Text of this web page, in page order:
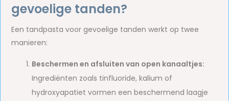
gevoelige tanden?
Een tandpasta voor gevoelige tanden werkt op twee
manieren:
Beschermen en afsluiten van open kanaaltjes:
Ingrediënten zoals tinfluoride, kalium of
hydroxyapatiet vormen een beschermend laagje